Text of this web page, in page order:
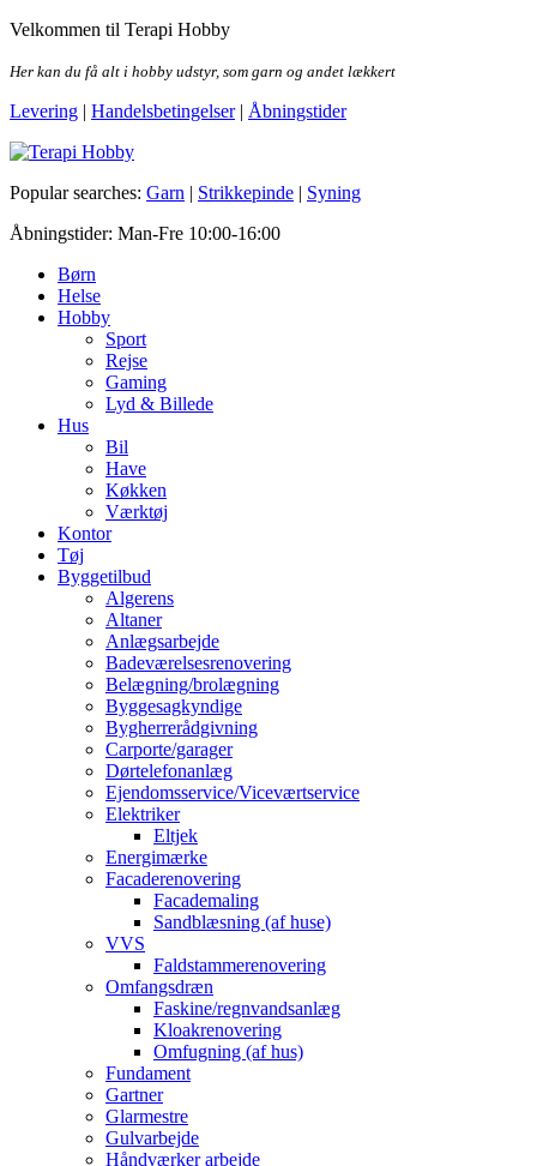
Skip
the
Velkommen til Terapi Hobby
Her kan du få alt i hobby udstyr, som garn og andet lækkert
Levering | Handelsbetingelser| Åbningstider
Terapi Hobby
Popular searches: Garn | Strikkepinde | Syning
Åbningstider: Man-Fre 10:00-16:00
Børn
Helse
Hobby
Sport
Rejse
Gaming
Lyd & Billede
Hus
Bil
Have
Køkken
Værktøj
Kontor
Tøj
Byggetilbud
Algerens
Altaner
Anlægsarbejde
Badeværelsesrenovering
Belægning/brolægning
Byggesagkyndige
Bygherrerådgivning
Carporte/garager
Dørtelefonanlæg
Ejendomsservice/Viceværtservice
Elektriker
Eltjek
Energimærke
Facaderenovering
Facademaling
Sandblæsning (af huse)
VVS
Faldstammerenovering
Omfangsdræn
Faskine/regnvandsanlæg
Kloakrenovering
Omfugning (af hus)
Fundament
Gartner
Glarmestre
Gulvarbejde
Håndværker arbejde